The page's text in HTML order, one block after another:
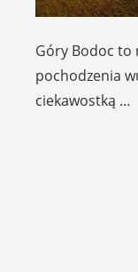
Góry Bodoc to
pochodzenia
ciekawostką …